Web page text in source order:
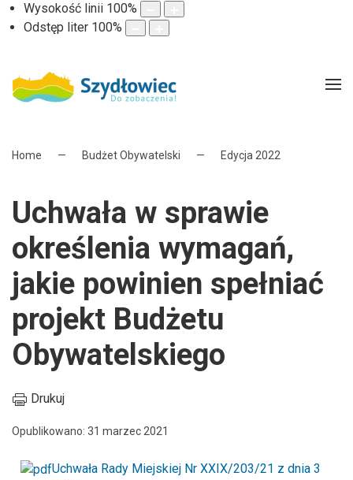
Wysokość linii 100%
Odstęp liter 100%
Home Budżet Obywatelski Edycja 2022
Uchwała w sprawie
określenia wymagań,
jakie powinien spełniać
projekt Budżetu
Obywatelskiego
Drukuj
Opublikowano: 31 marzec 2021
Uchwała Rady Miejskiej Nr XXIX/203/21 z dnia 3